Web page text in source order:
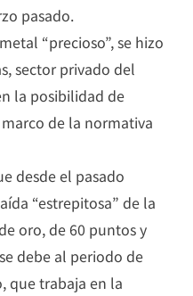
pasado.
“precioso”, se hizo
sector privado del
la posibilidad de
de la normativa
desde el pasado
“estrepitosa” de la
oro, de 60 puntos y
debe al periodo de
que trabaja en la